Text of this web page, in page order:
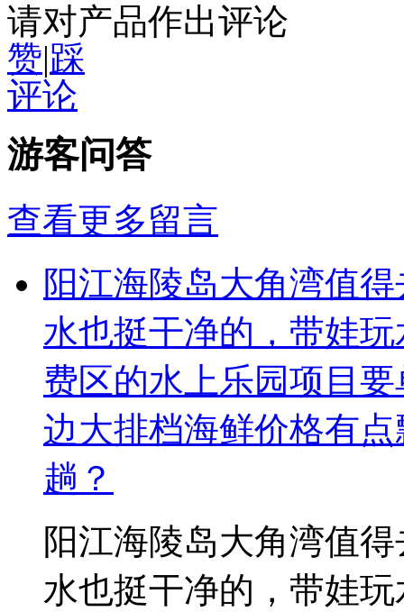
请对产品作出评论
赞|踩
评论
游客问答
查看更多留言
阳江海陵岛大角湾值
水也挺干净的，带娃
费区的水上乐园项目
边大排档海鲜价格有
趟？
阳江海陵岛大角湾值
水也挺干净的，带娃